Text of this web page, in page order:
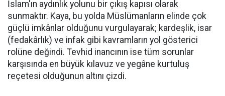
İslam'ın aydınlık yolunu bir çıkış kapısı olarak
sunmaktır. Kaya, bu yolda Müslümanların elinde çok
güçlü imkânlar olduğunu vurgulayarak; kardeşlik, isar
(fedakârlık) ve infak gibi kavramların yol gösterici
rolüne değindi. Tevhid inancının ise tüm sorunlar
karşısında en büyük kılavuz ve yegâne kurtuluş
reçetesi olduğunun altını çizdi.